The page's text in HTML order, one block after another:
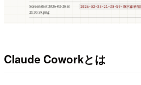
Claude Coworkとは